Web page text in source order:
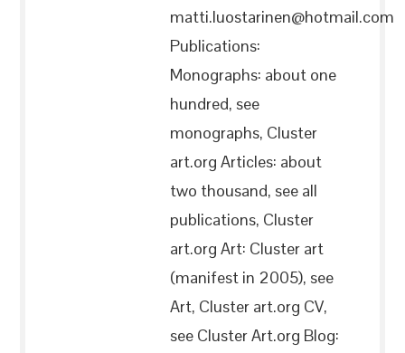
matti.luostarinen@hotmail.com
Publications:
Monographs: about one
hundred, see
monographs, Cluster
art.org Articles: about
two thousand, see all
publications, Cluster
art.org Art: Cluster art
(manifest in 2005), see
Art, Cluster art.org CV,
see Cluster Art.org Blog: